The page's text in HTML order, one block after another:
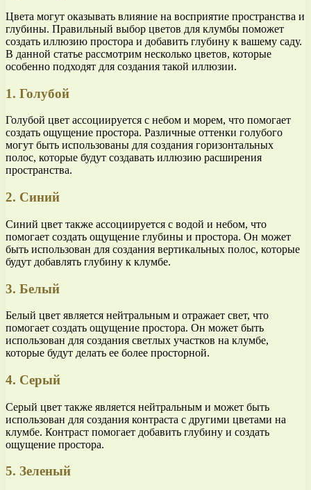
Цвета могут оказывать влияние на восприятие пространства и
глубины. Правильный выбор цветов для клумбы поможет
создать иллюзию простора и добавить глубину к вашему саду.
В данной статье рассмотрим несколько цветов, которые
особенно подходят для создания такой иллюзии.
1. Голубой
Голубой цвет ассоциируется с небом и морем, что помогает
создать ощущение простора. Различные оттенки голубого
могут быть использованы для создания горизонтальных
полос, которые будут создавать иллюзию расширения
пространства.
2. Синий
Синий цвет также ассоциируется с водой и небом, что
помогает создать ощущение глубины и простора. Он может
быть использован для создания вертикальных полос, которые
будут добавлять глубину к клумбе.
3. Белый
Белый цвет является нейтральным и отражает свет, что
помогает создать ощущение простора. Он может быть
использован для создания светлых участков на клумбе,
которые будут делать ее более просторной.
4. Серый
Серый цвет также является нейтральным и может быть
использован для создания контраста с другими цветами на
клумбе. Контраст помогает добавить глубину и создать
ощущение простора.
5. Зеленый